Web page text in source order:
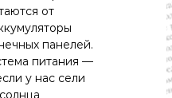
от
панелей.
питания —
у нас сели